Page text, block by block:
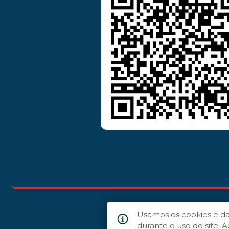
Usamos os cookies e
durante o uso do site.